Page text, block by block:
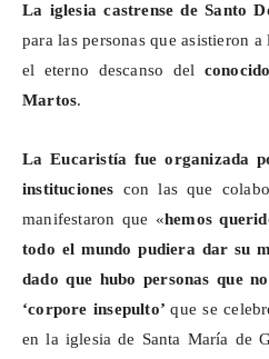
La iglesia castrense de Santo
para las personas que asistieron
el eterno descanso del
Martos.
La Eucaristía fue organizada
instituciones con las que
manifestaron que «hemos
todo el mundo pudiera dar su
dado que hubo personas que
‘corpore insepulto’que se
en la iglesia de Santa María de